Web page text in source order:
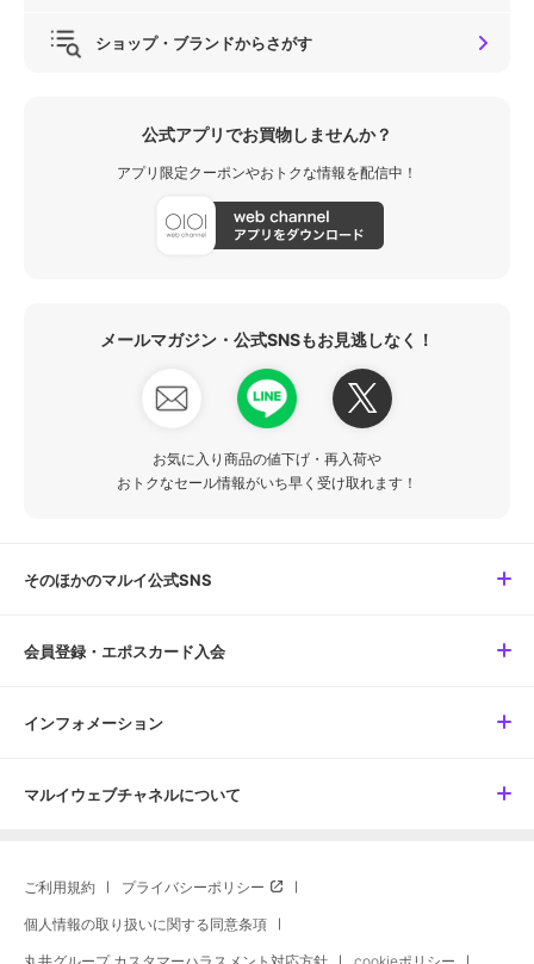
ショップ・ブランドからさがす
公式アプリでお買物しませんか？
アプリ限定クーポンやおトクな情報を配信中！
メールマガジン・公式SNSもお見逃しなく！
お気に入り商品の値下げ・再入荷や
おトクなセール情報がいち早く受け取れます！
そのほかのマルイ公式SNS
会員登録・エポスカード入会
インフォメーション
マルイウェブチャネルについて
ご利用規約 プライバシーポリシー
個人情報の取り扱いに関する同意条項